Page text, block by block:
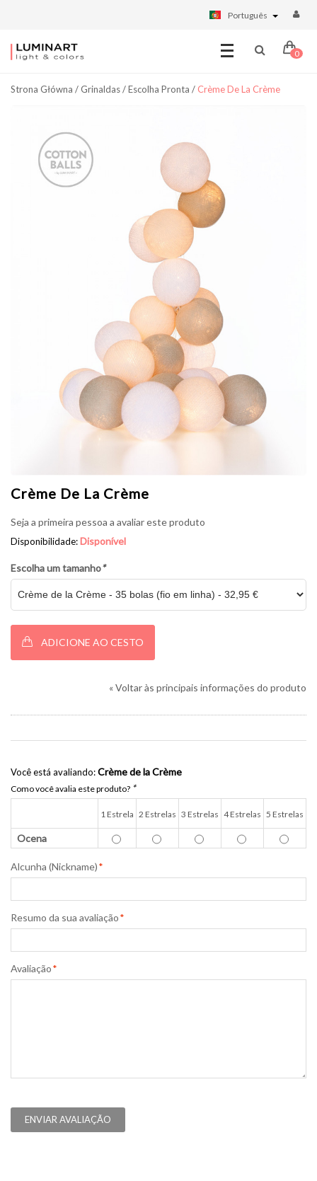
Português
0
Strona Główna / Grinaldas/Escolha Pronta / Crème De La Crème
Crème De La Crème
Seja a primeira pessoa a avaliar este produto
Disponibilidade:Disponível
Escolha um tamanho*
ADICIONE AO CESTO
«Voltar às principais informações do produto
Você está avaliando:Crème de la Crème
Como você avalia este produto? *
1 Estrela 2 Estrelas 3 Estrelas 4 Estrelas 5 Estrelas
Ocena
*
Alcunha (Nickname)
*
Resumo da sua avaliação
*
Avaliação
ENVIAR AVALIAÇÃO